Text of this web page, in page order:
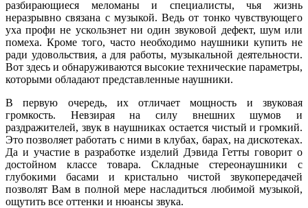
разбирающиеся меломаны и специалисты, чья жизнь
неразрывно связана с музыкой. Ведь от тонко чувствующего
уха профи не ускользнет ни один звуковой дефект, шум или
помеха. Кроме того, часто необходимо наушники купить не
ради удовольствия, а для работы, музыкальной деятельности.
Вот здесь и обнаруживаются высокие технические параметры,
которыми обладают представленные наушники.
В первую очередь, их отличает мощность и звуковая
громкость. Невзирая на силу внешних шумов и
раздражителей, звук в наушниках остается чистый и громкий.
Это позволяет работать с ними в клубах, барах, на дискотеках.
Да и участие в разработке изделий Дэвида Гетты говорит о
достойном классе товара. Складные стереонаушники с
глубокими басами и кристально чистой звукопередачей
позволят Вам в полной мере насладиться любимой музыкой,
ощутить все оттенки и нюансы звука.